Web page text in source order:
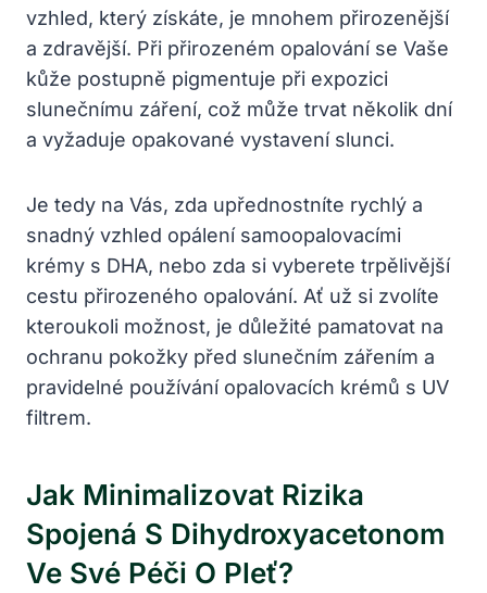
vzhled, který získáte, je mnohem přirozenější
a zdravější. Při přirozeném opalování se Vaše
kůže postupně pigmentuje při expozici
slunečnímu záření, což může trvat několik dní
a vyžaduje opakované vystavení slunci.
Je tedy na Vás, zda upřednostníte rychlý a
snadný vzhled opálení samoopalovacími
krémy s DHA, nebo zda si vyberete trpělivější
cestu přirozeného opalování. Ať už si zvolíte
kteroukoli možnost, je důležité pamatovat na
ochranu pokožky před slunečním zářením a
pravidelné používání opalovacích krémů s UV
filtrem.
Jak Minimalizovat Rizika
Spojená S Dihydroxyacetonom
Ve Své Péči O Pleť?